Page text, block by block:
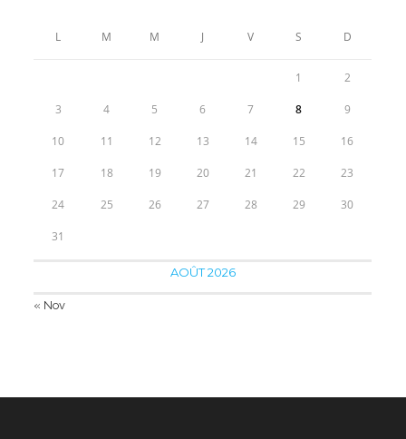
AOÛT 2026
L M M J V S D
1 2
3 4 5 6 7 8 9
10 11 12 13 14 15 16
17 18 19 20 21 22 23
24 25 26 27 28 29 30
31
« Nov